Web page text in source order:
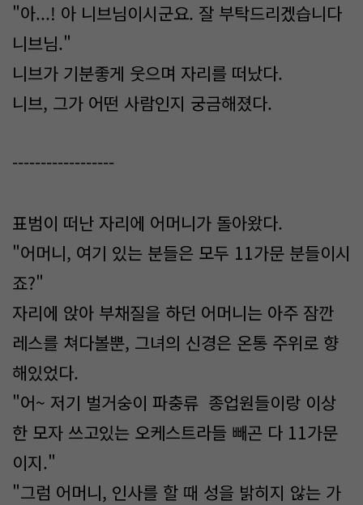
"아...! 아 니브님이시군요. 잘 부탁드리겠습니다
니브님."
니브가 기분좋게 웃으며 자리를 떠났다.
니브, 그가 어떤 사람인지 궁금해졌다.
------------------
표범이 떠난 자리에 어머니가 돌아왔다.
"어머니, 여기 있는 분들은 모두 11가문 분들이시
죠?"
자리에 앉아 부채질을 하던 어머니는 아주 잠깐
레스를 쳐다볼뿐, 그녀의 신경은 온통 주위로 향
해있었다.
"어~ 저기 벌거숭이 파충류 종업원들이랑 이상
한 모자 쓰고있는 오케스트라들 빼곤 다 11가문
이지."
"그럼 어머니, 인사를 할 때 성을 밝히지 않는 가